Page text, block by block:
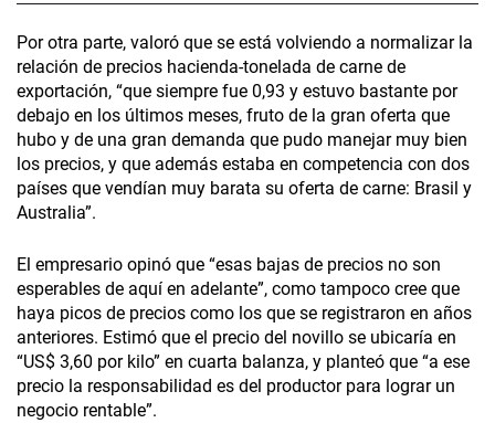
Por otra parte, valoró que se está volviendo a normalizar la
relación de precios hacienda-tonelada de carne de
exportación, “que siempre fue 0,93 y estuvo bastante por
debajo en los últimos meses, fruto de la gran oferta que
hubo y de una gran demanda que pudo manejar muy bien
los precios, y que además estaba en competencia con dos
países que vendían muy barata su oferta de carne: Brasil y
Australia”.
El empresario opinó que “esas bajas de precios no son
esperables de aquí en adelante”, como tampoco cree que
haya picos de precios como los que se registraron en años
anteriores. Estimó que el precio del novillo se ubicaría en
“US$ 3,60 por kilo” en cuarta balanza, y planteó que “a ese
precio la responsabilidad es del productor para lograr un
negocio rentable”.